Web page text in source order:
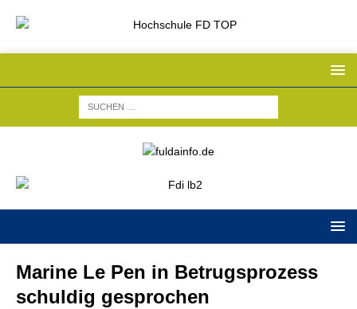
Marine Le Pen in Betrugsprozess
schuldig gesprochen